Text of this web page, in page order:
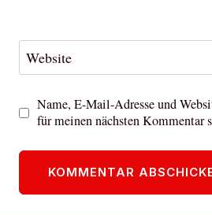
Website
Name, E-Mail-Adresse und
für meinen nächsten Kommentar